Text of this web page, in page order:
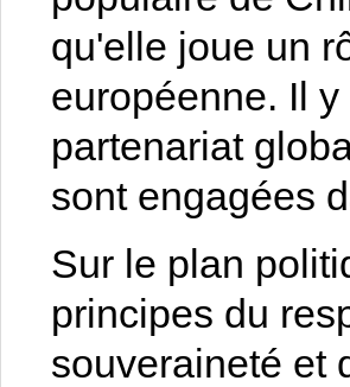
qu'elle joue un
européenne. Il
partenariat
sont engagées
Sur le plan
principes du
souveraineté et